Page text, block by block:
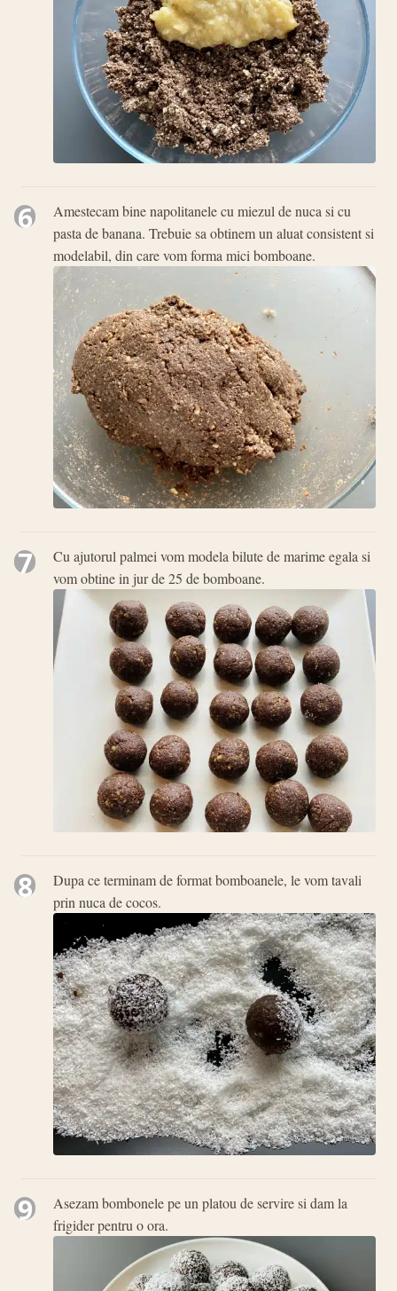
6
Amestecam bine napolitanele cu miezul de nuca si cu
pasta de banana. Trebuie sa obtinem un aluat consistent si
modelabil, din care vom forma mici bomboane.
7
Cu ajutorul palmei vom modela bilute de marime egala si
vom obtine in jur de 25 de bomboane.
8
Dupa ce terminam de format bomboanele, le vom tavali
prin nuca de cocos.
9
Asezam bombonele pe un platou de servire si dam la
frigider pentru o ora.